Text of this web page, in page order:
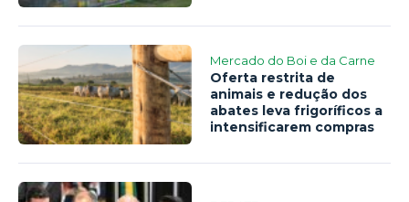
Mercado do Boi e da Carne
Oferta restrita de
animais e redução dos
abates leva frigoríficos a
intensificarem compras